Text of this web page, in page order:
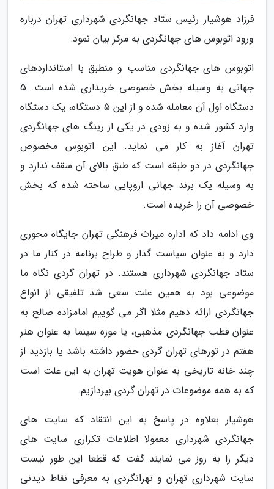
فرزاد هوشیار رئیس ستاد جهانگردی شهرداری تهران درباره
ورود اتوبوس های جهانگردی به مرکز بیان نمود:
اتوبوس های جهانگردی مناسب و منطبق با استانداردهای
جهانی به وسیله بخش خصوصی خریداری شده است. 5
دستگاه اول آن معامله شده و از این 5 دستگاه، یک دستگاه
وارد کشور شده و به زودی در یکی از رینگ های جهانگردی
تهران آغاز به کار می نماید. این اتوبوس مخصوص
جهانگردی در دو طبقه است که طبق بالای آن سقف ندارد و
به وسیله یک برند جهانی اروپایی ساخته شده که بخش
خصوصی آن را خریده است.
وی ادامه داد که اداره میراث فرهنگی تهران جایگاه محوری
دارد و به عنوان سیاست گذار و طراح برنامه در کنار ما در
ستاد جهانگردی شهرداری هستند. در تهران گردی نگاه ما
موضوعی بود به همین علت سعی شد تلفیقی از انواع
جهانگردی ارائه دهیم مثلا اگر می گوییم امامزاده صالح به
عنوان قطب جهانگردی مذهبی، یا موزه سینما به عنوان هنر
هفتم در تورهای تهران گردی حضور داشته باشد یا بازدید از
چند خانه تاریخی به عنوان هویت تهران به این علت است
که به همه موضوعات در تهران گردی بپردازیم.
هوشیار بعلاوه در پاسخ به این انتقاد که سایت های
جهانگردی شهرداری معمولا اطلاعات تکراری سایت های
دیگر را به روز می نمایند گفت که قطعا این طور نیست
سایت شهرداری تهران و تهرانگردی به معرفی نقاط دیدنی